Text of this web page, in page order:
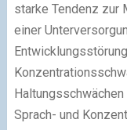
starke Tendenz zur
einer
Sprach- und